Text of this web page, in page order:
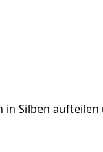
in Silben